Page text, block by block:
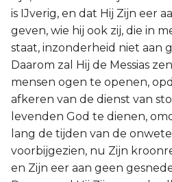
is IJverig, en dat Hij Zijn eer
geven, wie hij ook zij, die in
staat, inzonderheid niet aan
Daarom zal Hij de Messias
mensen ogen te openen,
afkeren van de dienst van
levenden God te dienen,
lang de tijden van de
voorbijgezien, nu Zijn
en Zijn eer aan geen